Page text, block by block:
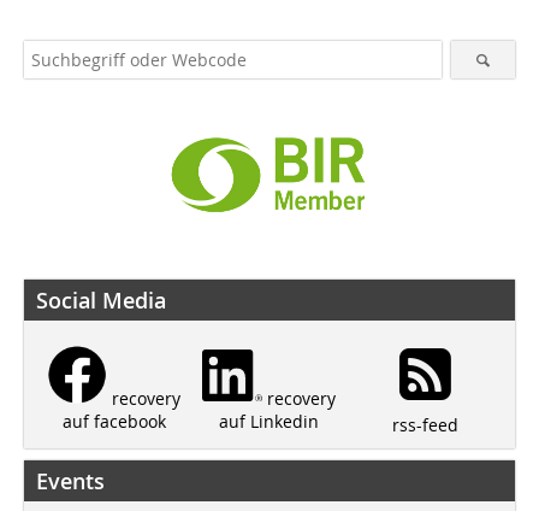
Social Media
recovery
auf facebook
recovery
auf Linkedin
rss-feed
Events